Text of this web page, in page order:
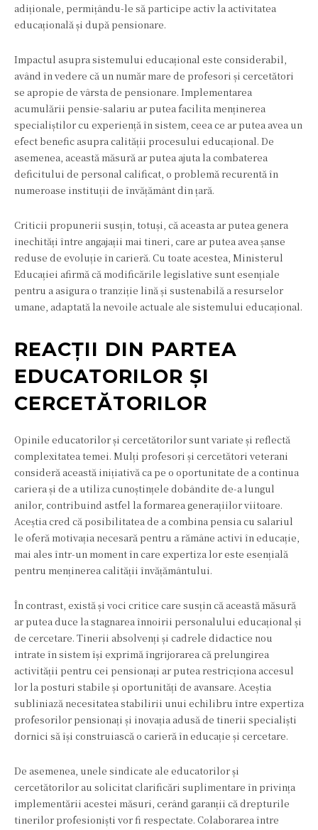
adiționale, permițându-le să participe activ la activitatea
educațională și după pensionare.
Impactul asupra sistemului educațional este considerabil,
având în vedere că un număr mare de profesori și cercetători
se apropie de vârsta de pensionare. Implementarea
acumulării pensie-salariu ar putea facilita menținerea
specialiștilor cu experiență în sistem, ceea ce ar putea avea un
efect benefic asupra calității procesului educațional. De
asemenea, această măsură ar putea ajuta la combaterea
deficitului de personal calificat, o problemă recurentă în
numeroase instituții de învățământ din țară.
Criticii propunerii susțin, totuși, că aceasta ar putea genera
inechități între angajații mai tineri, care ar putea avea șanse
reduse de evoluție în carieră. Cu toate acestea, Ministerul
Educației afirmă că modificările legislative sunt esențiale
pentru a asigura o tranziție lină și sustenabilă a resurselor
umane, adaptată la nevoile actuale ale sistemului educațional.
REACȚII DIN PARTEA
EDUCATORILOR ȘI
CERCETĂTORILOR
Opinile educatorilor și cercetătorilor sunt variate și reflectă
complexitatea temei. Mulți profesori și cercetători veterani
consideră această inițiativă ca pe o oportunitate de a continua
cariera și de a utiliza cunoștințele dobândite de-a lungul
anilor, contribuind astfel la formarea generațiilor viitoare.
Aceștia cred că posibilitatea de a combina pensia cu salariul
le oferă motivația necesară pentru a rămâne activi în educație,
mai ales într-un moment în care expertiza lor este esențială
pentru menținerea calității învățământului.
În contrast, există și voci critice care susțin că această măsură
ar putea duce la stagnarea înnoirii personalului educațional și
de cercetare. Tinerii absolvenți și cadrele didactice nou
intrate în sistem își exprimă îngrijorarea că prelungirea
activității pentru cei pensionați ar putea restricționa accesul
lor la posturi stabile și oportunități de avansare. Aceștia
subliniază necesitatea stabilirii unui echilibru între expertiza
profesorilor pensionați și inovația adusă de tinerii specialiști
dornici să își construiască o carieră în educație și cercetare.
De asemenea, unele sindicate ale educatorilor și
cercetătorilor au solicitat clarificări suplimentare în privința
implementării acestei măsuri, cerând garanții că drepturile
tinerilor profesioniști vor fi respectate. Colaborarea între